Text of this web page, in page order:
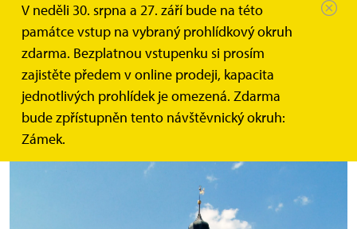
V neděli 30. srpna a 27. září bude na této
památce vstup na vybraný prohlídkový okruh
zdarma. Bezplatnou vstupenku si prosím
zajistěte předem v online prodeji, kapacita
jednotlivých prohlídek je omezená. Zdarma
bude zpřístupněn tento návštěvnický okruh:
Zámek.
Manětín Tipy na výlet Státní zámek Nebílovy
Státní zámek Nebílovy